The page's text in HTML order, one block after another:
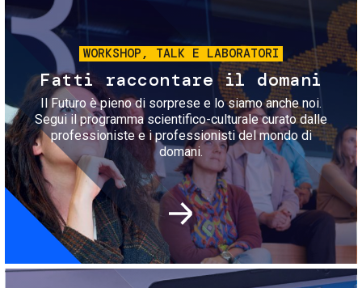
WORKSHOP, TALK E LABORATORI
Fatti raccontare il domani
Il Futuro è pieno di sorprese e lo siamo anche noi.
Segui il programma scientifico-culturale curato dalle
professioniste e i professionisti del mondo di
domani.
Immagine